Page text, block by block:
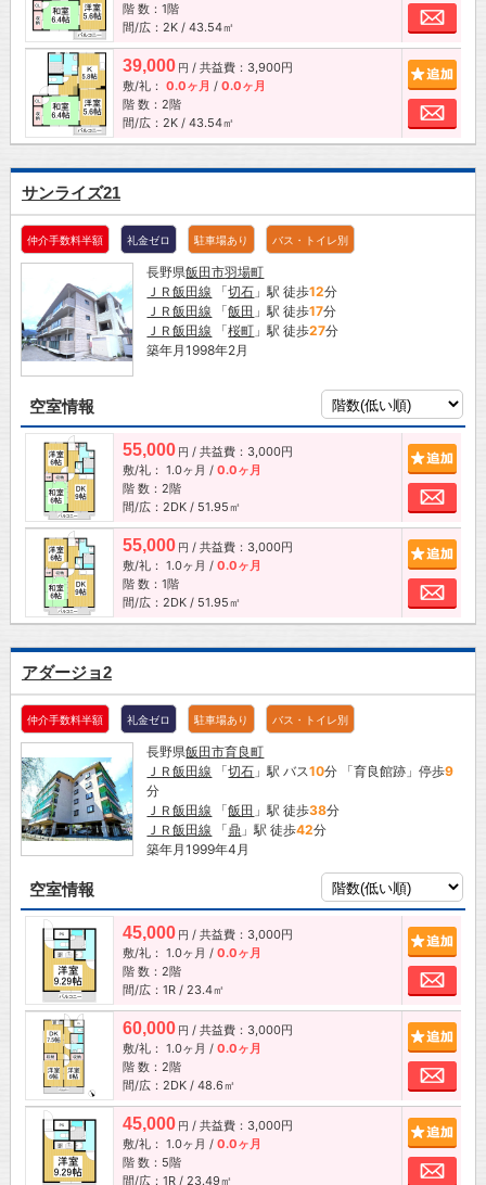
階 数：1階
間/広：2K / 43.54㎡
お
39,000 円 / 共益費：3,900円
敷/礼： 0.0ヶ月 / 0.0ヶ月
階 数：2階
間/広：2K / 43.54㎡
お
サンライズ21
仲介手数料半額 礼金ゼロ 駐車場あり バス・トイレ別
長野県飯田市羽場町
ＪＲ飯田線 「切石 」駅 徒歩12分
ＪＲ飯田線 「飯田 」駅 徒歩17分
ＪＲ飯田線 「桜町 」駅 徒歩27分
築年月1998年2月
空室情報
55,000 円 / 共益費：3,000円
敷/礼： 1.0ヶ月 / 0.0ヶ月
階 数：2階
間/広：2DK / 51.95㎡
お
55,000 円 / 共益費：3,000円
敷/礼： 1.0ヶ月 / 0.0ヶ月
階 数：1階
間/広：2DK / 51.95㎡
お
アダージョ2
仲介手数料半額 礼金ゼロ 駐車場あり バス・トイレ別
長野県飯田市育良町
ＪＲ飯田線 「切石 」駅 バス10分 「育良館跡」停歩9
分
ＪＲ飯田線 「飯田 」駅 徒歩38分
ＪＲ飯田線 「鼎 」駅 徒歩42分
築年月1999年4月
空室情報
45,000 円 / 共益費：3,000円
敷/礼： 1.0ヶ月 / 0.0ヶ月
階 数：2階
間/広：1R / 23.4㎡
お
60,000 円 / 共益費：3,000円
敷/礼： 1.0ヶ月 / 0.0ヶ月
階 数：2階
間/広：2DK / 48.6㎡
お
45,000 円 / 共益費：3,000円
敷/礼： 1.0ヶ月 / 0.0ヶ月
階 数：5階
間/広：1R / 23.49㎡
お